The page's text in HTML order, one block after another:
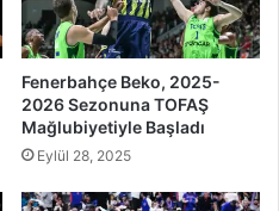
Fenerbahçe Beko, 2025-
2026 Sezonuna TOFAŞ
Mağlubiyetiyle Başladı
Eylül 28, 2025